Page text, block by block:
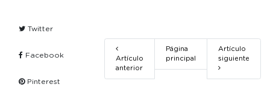
Twitter
Facebook
Pinterest
Artículo
anterior
Página
principal
Artículo
siguiente